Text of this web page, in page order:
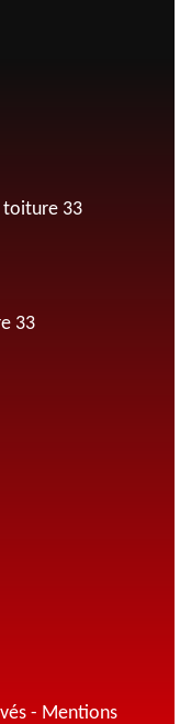
toiture 33
33
- Mentions